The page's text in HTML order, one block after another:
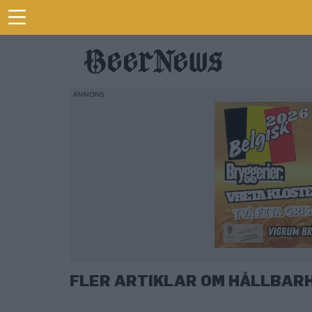
FLER ARTIKLAR OM